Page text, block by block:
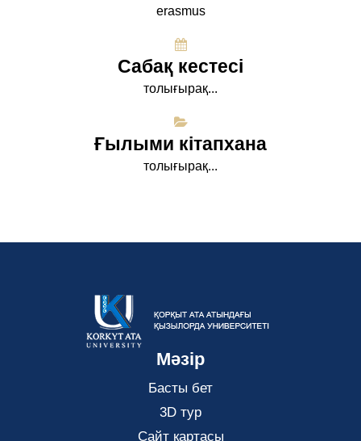
erasmus
Сабақ кестесі
толығырақ...
Ғылыми кітапхана
толығырақ...
Мәзір
Басты бет
3D тур
Сайт картасы